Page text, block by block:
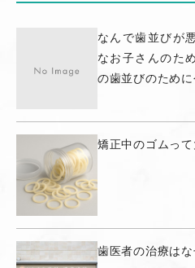
なんで歯並びが
なお子さんの
の歯並びのために
矯正中のゴムっ
歯医者の治療は